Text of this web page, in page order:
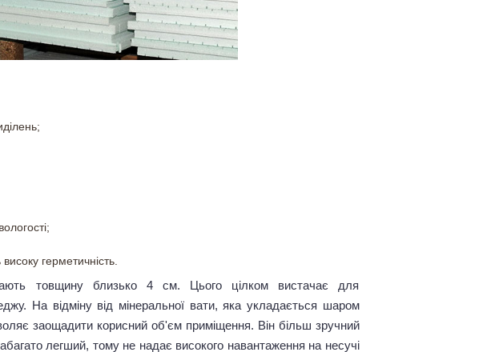
герметичність.
мають товщину близько 4 см. Цього цілком вистачає для
На відміну від мінеральної вати, яка укладається шаром
заощадити корисний об'єм приміщення. Він більш зручний
легший, тому не надає високого навантаження на несучі